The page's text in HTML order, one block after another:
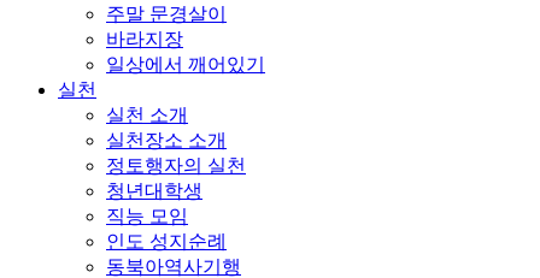
주말 문경살이
바라지장
일상에서 깨어있기
실천
실천 소개
실천장소 소개
정토행자의 실천
청년대학생
직능 모임
인도 성지순례
동북아역사기행